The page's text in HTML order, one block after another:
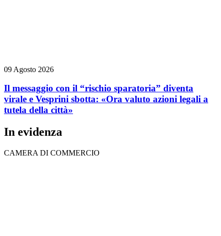
09 Agosto 2026
Il messaggio con il “rischio sparatoria” diventa
virale e Vesprini sbotta: «Ora valuto azioni legali a
tutela della città»
In evidenza
CAMERA DI COMMERCIO